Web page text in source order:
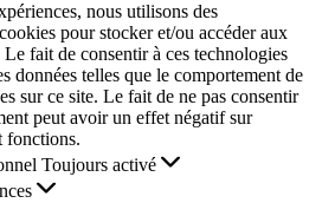
nous utilisons des
pour stocker et/ou accéder aux
fait de consentir à ces technologies
données telles que le comportement de
sur ce site. Le fait de ne pas consentir
peut avoir un effet négatif sur
fonctions.
Toujours activé